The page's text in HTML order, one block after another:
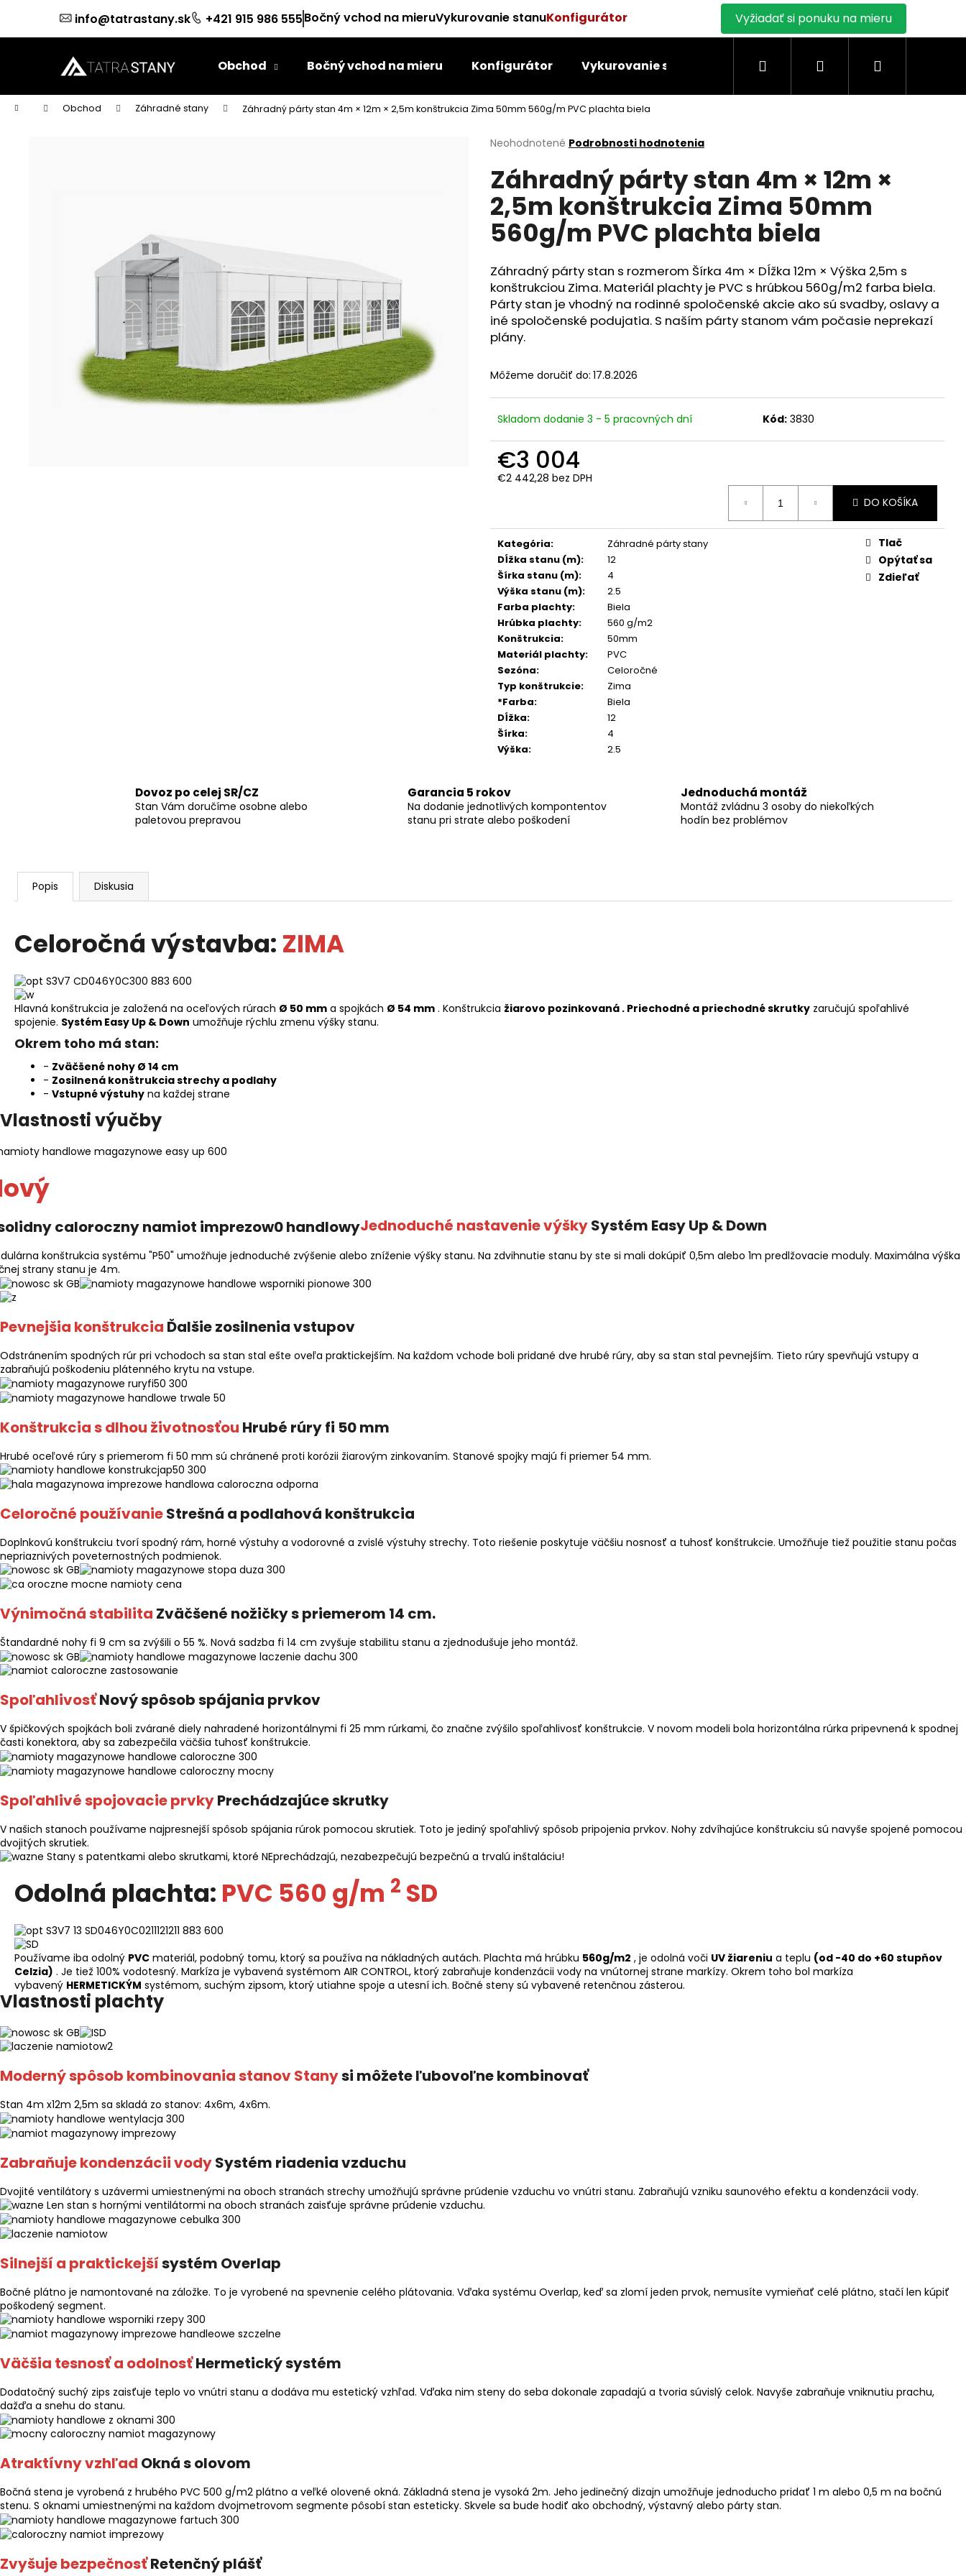
info@tatrastany.sk +421 915 986 555Bočný vchod na mieruVykurovanie stanuKonfigurátor Vyžiadať si ponuku na mieru
Obchod Bočný vchod na mieru Konfigurátor Vykurovanie stanu Montáž skladových stanov
Hľadať PrihlásenieNákupný
Domov Obchod Záhradné stany Záhradný párty stan 4m × 12m × 2,5m konštrukcia Zima 50mm 560g/m PVC plachta biela
Priemerné
produktu
je
0,0
z
5
hviezdičiek.
Neohodnotené Podrobnosti hodnotenia
Záhradný párty stan 4m × 12m ×
2,5m konštrukcia Zima 50mm
560g/m PVC plachta biela
Záhradný párty stan s rozmerom Šírka 4m × Dĺžka 12m × Výška 2,5m s
konštrukciou Zima. Materiál plachty je PVC s hrúbkou 560g/m2 farba biela.
Párty stan je vhodný na rodinné spoločenské akcie ako sú svadby, oslavy a
iné spoločenské podujatia. S naším párty stanom vám počasie neprekazí
plány.
Môžeme doručiť do: 17.8.2026
Skladom dodanie 3 - 5 pracovných dní Kód: 3830
€3 004
€2 442,28 bez DPH
DO KOŠÍKA
Kategória:
Záhradné párty stany
Dĺžka stanu (m):
12
Šírka stanu (m):
4
Výška stanu (m):
2.5
Farba plachty:
Biela
Hrúbka plachty:
560 g/m2
Konštrukcia:
50mm
Materiál plachty:
PVC
Sezóna:
Celoročné
Typ konštrukcie:
Zima
*Farba:
Biela
Dĺžka:
12
Šírka:
4
Výška: 2.5
Tlač
Opýtať sa
Zdieľať
Dovoz po celej SR/CZ
Stan Vám doručíme osobne alebo
paletovou prepravou
Garancia 5 rokov
Na dodanie jednotlivých kompontentov
stanu pri strate alebo poškodení
Jednoduchá montáž
Montáž zvládnu 3 osoby do niekoľkých
hodín bez problémov
Popis Diskusia
Celoročná výstavba: ZIMA
Hlavná konštrukcia je založená na oceľových rúrach Ø 50 mm a spojkách Ø 54 mm . Konštrukcia žiarovo pozinkovaná . Priechodné a priechodné skrutky zaručujú spoľahlivé
spojenie. Systém Easy Up & Down umožňuje rýchlu zmenu výšky stanu.
Okrem toho má stan:
- Zväčšené nohy Ø 14 cm
- Zosilnená konštrukcia strechy a podlahy
- Vstupné výstuhy na každej strane
Vlastnosti výučby
Jednoduché nastavenie výškySystém Easy Up & Down
konštrukcia systému "P50" umožňuje jednoduché zvýšenie alebo zníženie výšky stanu. Na zdvihnutie stanu by ste si mali dokúpiť 0,5m alebo 1m predlžovacie moduly. Maximálna výška
strany stanu je 4m.
Pevnejšia konštrukcia Ďalšie zosilnenia vstupov
Odstránením spodných rúr pri vchodoch sa stan stal ešte oveľa praktickejším. Na každom vchode boli pridané dve hrubé rúry, aby sa stan stal pevnejším. Tieto rúry spevňujú vstupy a
zabraňujú poškodeniu plátenného krytu na vstupe.
Konštrukcia s dlhou životnosťou Hrubé rúry fi 50 mm
Hrubé oceľové rúry s priemerom fi 50 mm sú chránené proti korózii žiarovým zinkovaním. Stanové spojky majú fi priemer 54 mm.
Celoročné používanieStrešná a podlahová konštrukcia
Doplnkovú konštrukciu tvorí spodný rám, horné výstuhy a vodorovné a zvislé výstuhy strechy. Toto riešenie poskytuje väčšiu nosnosť a tuhosť konštrukcie. Umožňuje tiež použitie stanu počas
nepriaznivých poveternostných podmienok.
Výnimočná stabilita Zväčšené nožičky s priemerom 14 cm.
Štandardné nohy fi 9 cm sa zvýšili o 55 %. Nová sadzba fi 14 cm zvyšuje stabilitu stanu a zjednodušuje jeho montáž.
SpoľahlivosťNový spôsob spájania prvkov
V špičkových spojkách boli zvárané diely nahradené horizontálnymi fi 25 mm rúrkami, čo značne zvýšilo spoľahlivosť konštrukcie. V novom modeli bola horizontálna rúrka pripevnená k spodnej
časti konektora, aby sa zabezpečila väčšia tuhosť konštrukcie.
Spoľahlivé spojovacie prvkyPrechádzajúce skrutky
V našich stanoch používame najpresnejší spôsob spájania rúrok pomocou skrutiek. Toto je jediný spoľahlivý spôsob pripojenia prvkov. Nohy zdvíhajúce konštrukciu sú navyše spojené pomocou
dvojitých skrutiek.
Stany s patentkami alebo skrutkami, ktoré NEprechádzajú, nezabezpečujú bezpečnú a trvalú inštaláciu!
Odolná plachta: PVC 560 g/m 2 SD
Používame iba odolný PVC materiál, podobný tomu, ktorý sa používa na nákladných autách. Plachta má hrúbku 560g/m2 , je odolná voči UV žiareniu a teplu (od -40 do +60 stupňov
Celzia) . Je tiež 100% vodotesný. Markíza je vybavená systémom AIR CONTROL, ktorý zabraňuje kondenzácii vody na vnútornej strane markízy. Okrem toho bol markíza
vybavený HERMETICKÝM systémom, suchým zipsom, ktorý utiahne spoje a utesní ich. Bočné steny sú vybavené retenčnou zásterou.
Vlastnosti plachty
Moderný spôsob kombinovania stanov Stanysi môžete ľubovoľne kombinovať
Stan 4m x12m 2,5m sa skladá zo stanov: 4x6m, 4x6m.
Zabraňuje kondenzácii vodySystém riadenia vzduchu
Dvojité ventilátory s uzávermi umiestnenými na oboch stranách strechy umožňujú správne prúdenie vzduchu vo vnútri stanu. Zabraňujú vzniku saunového efektu a kondenzácii vody.
Len stan s hornými ventilátormi na oboch stranách zaisťuje správne prúdenie vzduchu.
Silnejší a praktickejšísystém Overlap
Bočné plátno je namontované na záložke. To je vyrobené na spevnenie celého plátovania. Vďaka systému Overlap, keď sa zlomí jeden prvok, nemusíte vymieňať celé plátno, stačí len kúpiť
poškodený segment.
Väčšia tesnosť a odolnosťHermetický systém
Dodatočný suchý zips zaisťuje teplo vo vnútri stanu a dodáva mu estetický vzhľad. Vďaka nim steny do seba dokonale zapadajú a tvoria súvislý celok. Navyše zabraňuje vniknutiu prachu,
dažďa a snehu do stanu.
Atraktívny vzhľad Okná s olovom
Bočná stena je vyrobená z hrubého PVC 500 g/m2 plátno a veľké olovené okná. Základná stena je vysoká 2m. Jeho jedinečný dizajn umožňuje jednoducho pridať 1 m alebo 0,5 m na bočnú
stenu. S oknami umiestnenými na každom dvojmetrovom segmente pôsobí stan esteticky. Skvele sa bude hodiť ako obchodný, výstavný alebo párty stan.
Zvyšuje bezpečnosťRetenčný plášť
š
Späť
obchodu
Späť
obchodu
Čo potrebujete nájsť?